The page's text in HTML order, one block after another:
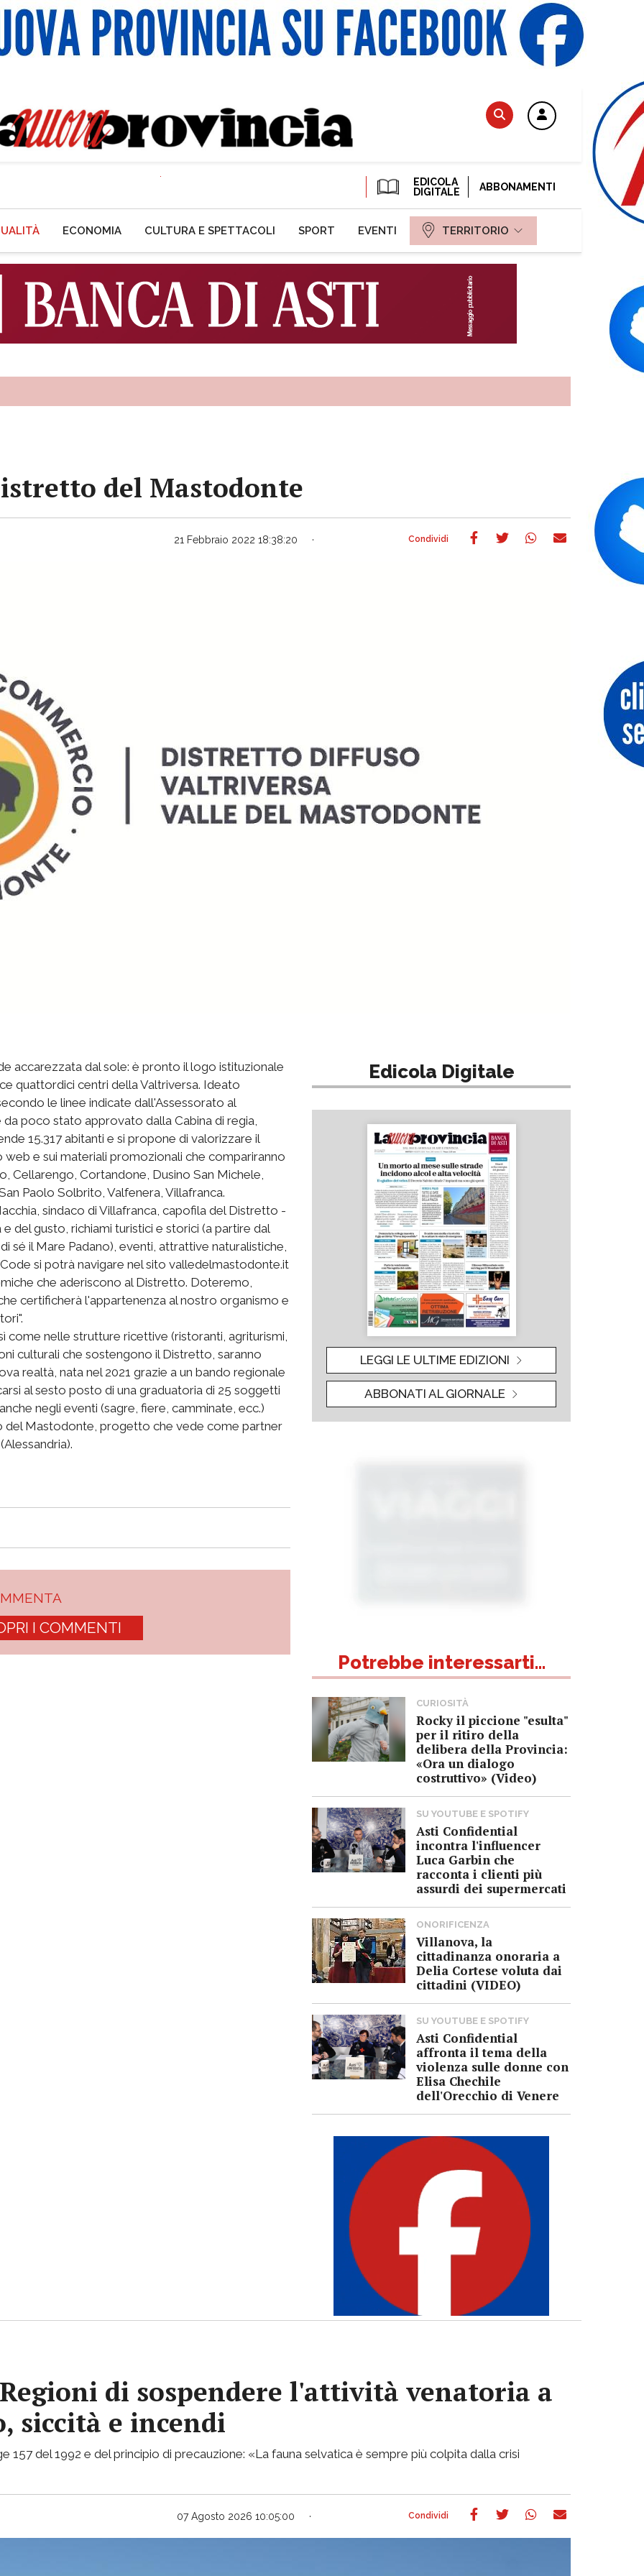
EDICOLA
DIGITALE
ABBONAMENTI
ECONOMIA CULTURA E SPETTACOLI SPORT EVENTI TERRITORIO
del Mastodonte
21 Febbraio 2022 18:38:20
accarezzata dal sole: è pronto il logo istituzionale
quattordici centri della Valtriversa. Ideato
le linee indicate dall'Assessorato al
poco stato approvato dalla Cabina di regia,
15.317 abitanti e si propone di valorizzare il
e sui materiali promozionali che compariranno
Cellarengo, Cortandone, Dusino San Michele,
Paolo Solbrito, Valfenera, Villafranca.
sindaco di Villafranca, capofila del Distretto -
del gusto, richiami turistici e storici (a partire dal
sé il Mare Padano), eventi, attrattive naturalistiche,
si potrà navigare nel sito valledelmastodonte.it
che aderiscono al Distretto. Doteremo,
certificherà l'appartenenza al nostro organismo e
come nelle strutture ricettive (ristoranti, agriturismi,
culturali che sostengono il Distretto, saranno
realtà, nata nel 2021 grazie a un bando regionale
al sesto posto di una graduatoria di 25 soggetti
negli eventi (sagre, fiere, camminate, ecc.)
del Mastodonte, progetto che vede come partner
I COMMENTI
Edicola Digitale
LEGGI LE ULTIME EDIZIONI
ABBONATI AL GIORNALE
Potrebbe interessarti...
CURIOSITÀ
Rocky il piccione "esulta"
per il ritiro della
delibera della Provincia:
«Ora un dialogo
costruttivo» (Video)
SU YOUTUBE E SPOTIFY
Asti Confidential
incontra l'influencer
Luca Garbin che
racconta i clienti più
assurdi dei supermercati
ONORIFICENZA
Villanova, la
cittadinanza onoraria a
Delia Cortese voluta dai
cittadini (VIDEO)
SU YOUTUBE E SPOTIFY
Asti Confidential
affronta il tema della
violenza sulle donne con
Elisa Chechile
dell'Orecchio di Venere
di sospendere l'attività venatoria a
siccità e incendi
157 del 1992 e del principio di precauzione: «La fauna selvatica è sempre più colpita dalla crisi
07 Agosto 2026 10:05:00